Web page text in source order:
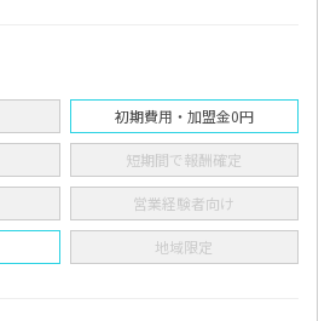
初期費用・加盟金0円
短期間で報酬確定
営業経験者向け
地域限定